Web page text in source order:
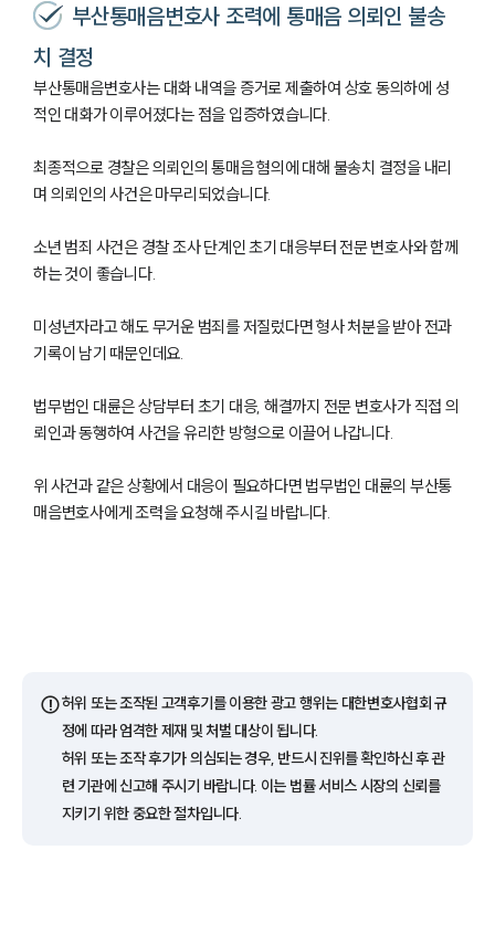
대륜의 강점
오시는 길
글로벌 파트너 로펌
고객의 소리
통합검색
AI대륜
부산통매음변호사 조력에 통매음 의뢰인 불송
치 결정
부산통매음변호사는 대화 내역을 증거로 제출하여 상호 동의하에 성
적인 대화가 이루어졌다는 점을 입증하였습니다.
최종적으로 경찰은 의뢰인의 통매음 혐의에 대해 불송치 결정을 내리
며 의뢰인의 사건은 마무리되었습니다.
소년 범죄 사건은 경찰 조사 단계인 초기 대응부터 전문 변호사와 함께
하는 것이 좋습니다.
미성년자라고 해도 무거운 범죄를 저질렀다면 형사 처분을 받아 전과
기록이 남기 때문인데요.
법무법인 대륜은 상담부터 초기 대응, 해결까지 전문 변호사가 직접 의
뢰인과 동행하여 사건을 유리한 방형으로 이끌어 나갑니다.
위 사건과 같은 상황에서 대응이 필요하다면 법무법인 대륜의 부산통
매음변호사에게 조력을 요청해 주시길 바랍니다.
⚠️허위 또는 조작된 고객후기를 이용한 광고 행위는 대한변호사협회 규
정에 따라 엄격한 제재 및 처벌 대상이 됩니다.
허위 또는 조작 후기가 의심되는 경우, 반드시 진위를 확인하신 후 관
련 기관에 신고해 주시기 바랍니다. 이는 법률 서비스 시장의 신뢰를
지키기 위한 중요한 절차입니다.